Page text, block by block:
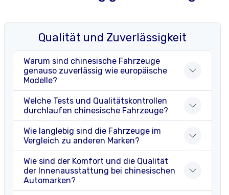
Qualität und Zuverlässigkeit
Warum sind chinesische Fahrzeuge
genauso zuverlässig wie europäische
Modelle?
Welche Tests und Qualitätskontrollen
durchlaufen chinesische Fahrzeuge?
Wie langlebig sind die Fahrzeuge im
Vergleich zu anderen Marken?
Wie sind der Komfort und die Qualität
der Innenausstattung bei chinesischen
Automarken?